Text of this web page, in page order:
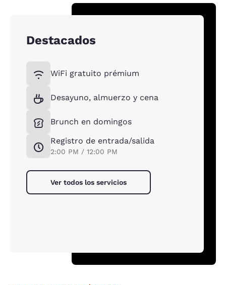
Destacados
WiFi gratuito prémium
Desayuno, almuerzo y cena
Brunch en domingos
Registro de entrada/salida
2:00 PM / 12:00 PM
Ver todos los servicios